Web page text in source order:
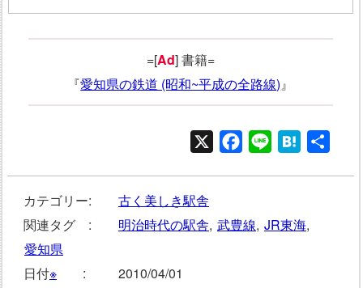
=[Ad] 書籍=
『愛知県の鉄道 (昭和~平成の全路線)』
Facebook
Line Hatena
カテゴリー:
古く美しき駅舎
関連タグ :
明治時代の駅舎, 武豊線, JR東海,
愛知県
日付※ : 2010/04/01